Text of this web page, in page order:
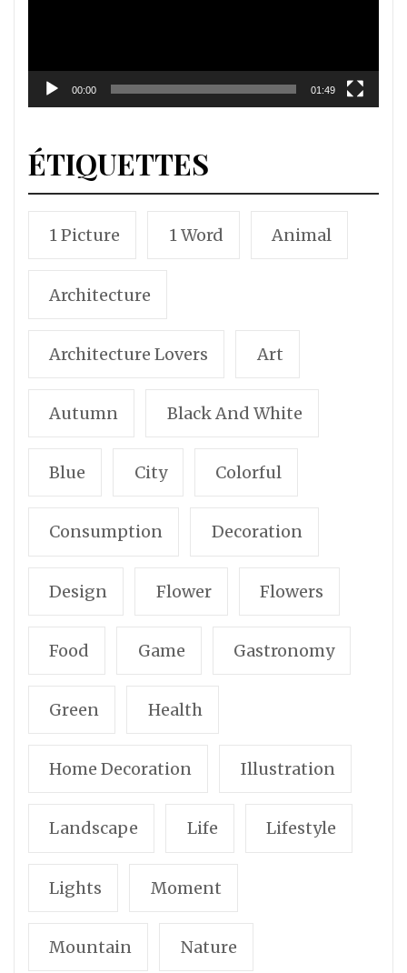
00:00 01:49
ÉTIQUETTES
1 Picture 1 Word Animal
Architecture
Architecture Lovers Art
Autumn Black And White
Blue City Colorful
Consumption Decoration
Design Flower Flowers
Food Game Gastronomy
Green Health
Home Decoration Illustration
Landscape Life Lifestyle
Lights Moment
Mountain Nature